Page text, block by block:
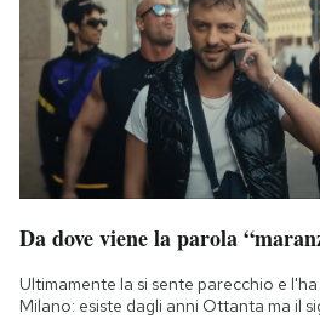
Da dove viene la parola
Ultimamente la si sente parecchio e
Milano: esiste dagli anni Ottanta ma il